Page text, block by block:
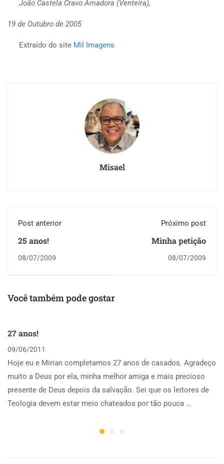
João Castela Cravo Amadora (Venteira),
19 de Outubro de 2005
Extraído do site Mil Imagens
Misael
Post anterior
25 anos!
08/07/2009
Próximo post
Minha petição
08/07/2009
Você também pode gostar
27 anos!
09/06/2011
Hoje eu e Mirian completamos 27 anos de casados. Agradeço
muito a Deus por ela, minha melhor amiga e mais precioso
presente de Deus depois da salvação. Sei que os leitores de
Teologia devem estar meio chateados por tão pouca …